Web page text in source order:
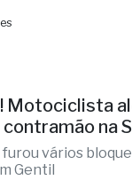
Motociclista
contramão na
vários
Gentil